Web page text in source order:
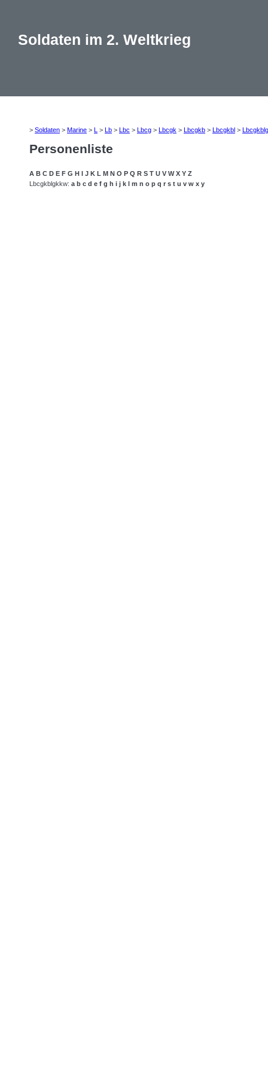
Soldaten im 2. Weltkrieg
> Soldaten > Marine > L > Lb > Lbc > Lbcg > Lbcgk > Lbcgkb > Lbcgkbl > Lbcgkblg
Personenliste
A B C D E F G H I J K L M N O P Q R S T U V W X Y Z
Lbcgkblgkkw: a b c d e f g h i j k l m n o p q r s t u v w x y